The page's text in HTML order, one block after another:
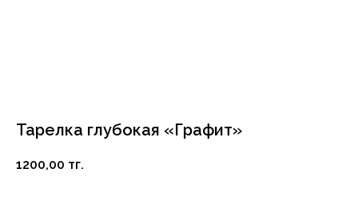
Тарелка глубокая «Графит»
1200,00 тг.